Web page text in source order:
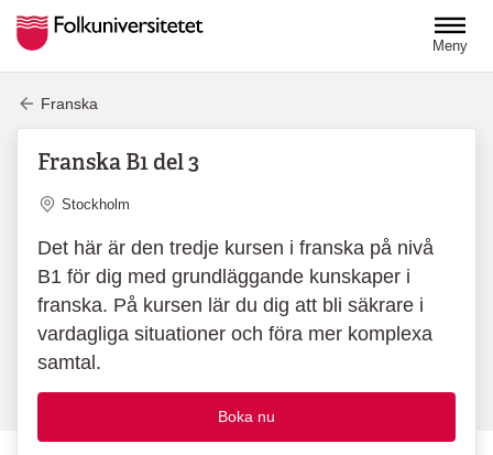
Meny
Franska
Franska B1 del 3
Plats
Stockholm
Det här är den tredje kursen i franska på nivå
B1 för dig med grundläggande kunskaper i
franska. På kursen lär du dig att bli säkrare i
vardagliga situationer och föra mer komplexa
samtal.
Boka nu